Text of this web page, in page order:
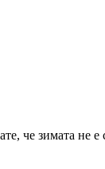
че зимата не е